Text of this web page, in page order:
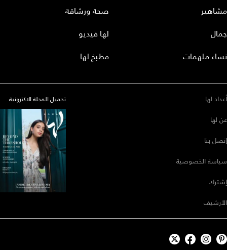
مشاهير
جمال
نساء ملهمات
صحة ورشاقة
لها فيديو
مطبخ لها
أعداد لها
عن لها
إتصل بنا
سياسة الخصوصية
إشترك
الأرشيف
تحميل المجلة الاكترونية